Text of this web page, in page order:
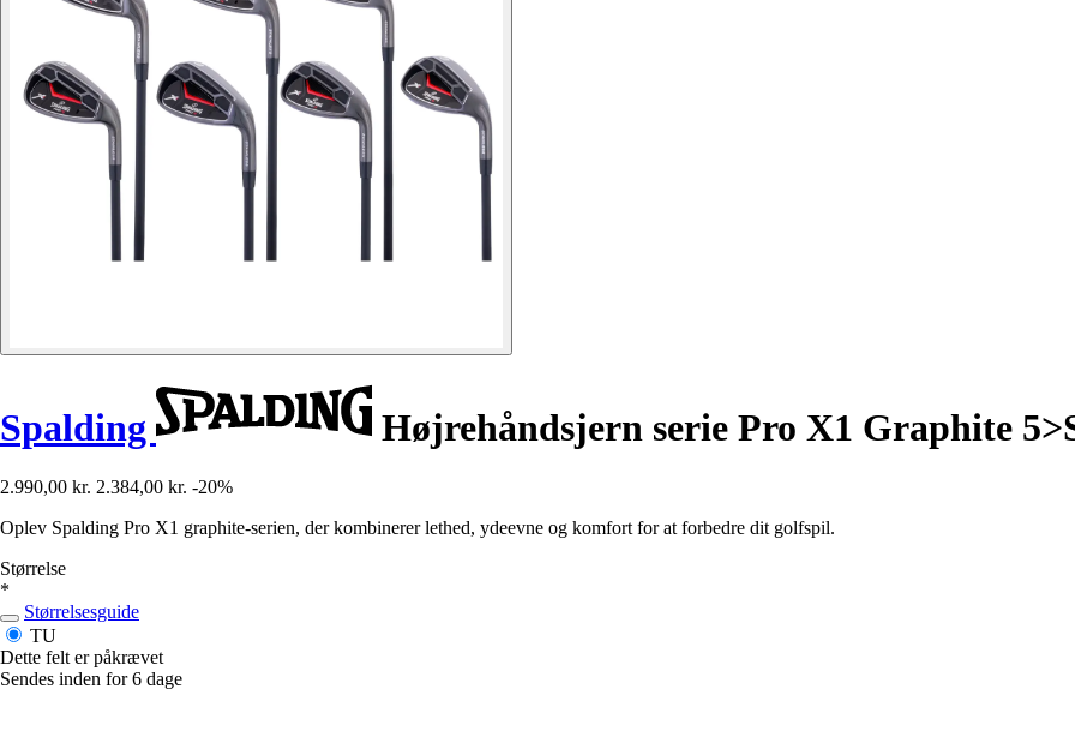
Spalding Højrehåndsjern serie Pro X1 Graphite
2.990,00 kr. 2.384,00 kr. -20%
Oplev Spalding Pro X1 graphite-serien, der kombinerer lethed, ydeevne og komfort for at forbedre dit golfspil.
Størrelse
*
Størrelsesguide
TU
Dette felt er påkrævet
Sendes inden for 6 dage